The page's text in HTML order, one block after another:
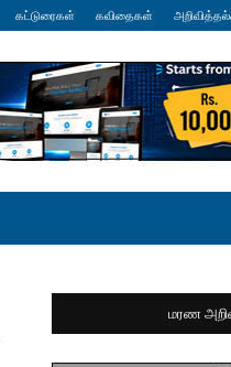
கட்டுரைகள் கவிதைகள்
மரண